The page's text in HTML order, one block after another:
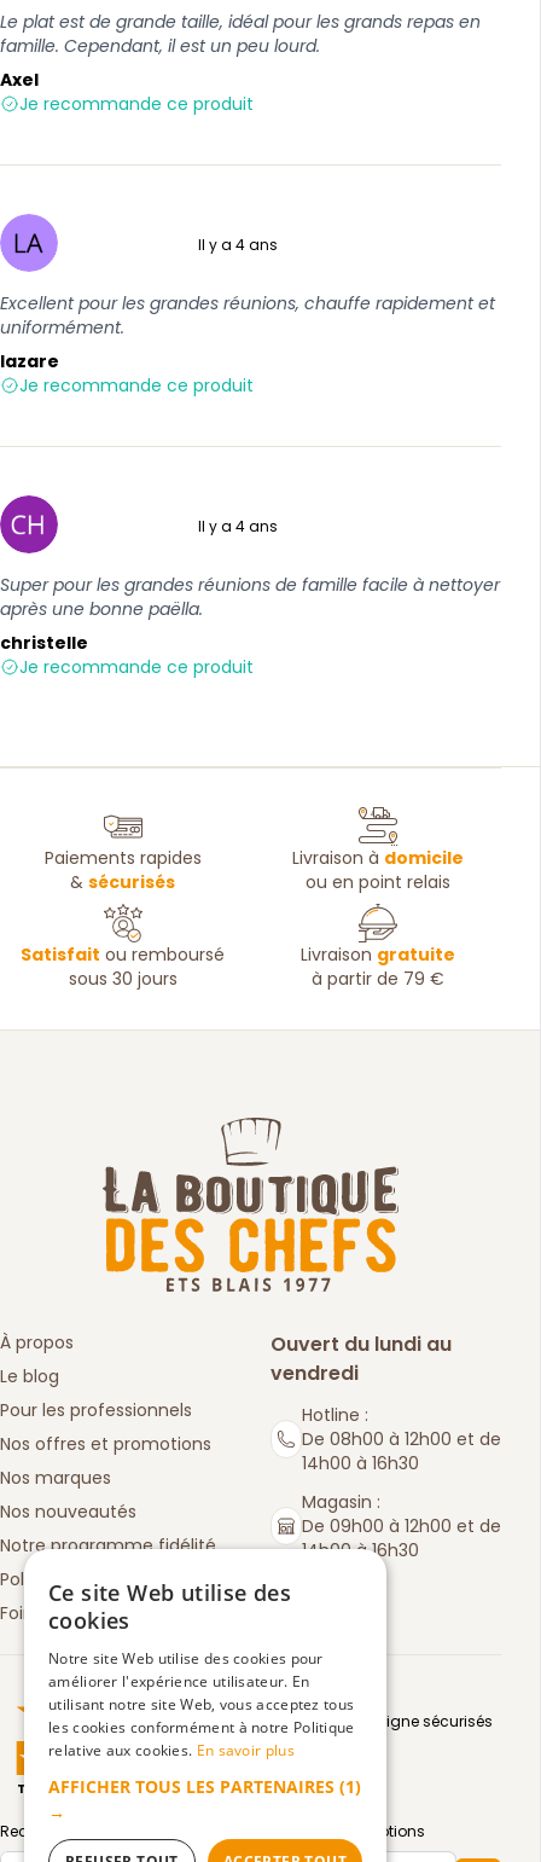
Le plat est de grande taille, idéal pour les grands repas en
famille. Cependant, il est un peu lourd.
Axel
Je recommande ce produit
Il y a 4 ans
Excellent pour les grandes réunions, chauffe rapidement et
uniformément.
lazare
Je recommande ce produit
Il y a 4 ans
Super pour les grandes réunions de famille facile à nettoyer
après une bonne paëlla.
christelle
Je recommande ce produit
Paiements rapides
&sécurisés
Livraison à domicile
ou en point relais
Satisfait ou remboursé
sous 30 jours
Livraison gratuite
à partir de 79 €
À propos
Le blog
Pour les professionnels
Nos offres et promotions
Nos marques
Nos nouveautés
Notre programme fidélité
Politique de retours
Foire aux questions
Ouvert du lundi au
vendredi
Hotline :
De 08h00 à 12h00 et de
14h00 à 16h30
Magasin :
De 09h00 à 12h00 et de
14h00 à 16h30
Truspilot : La Boutique des chefs
TrustScore4.5 | 3083avis
Moyens de paiement en ligne sécurisés
Recevez par email toute notre actualité et nos promotions
Ce site Web utilise des
cookies
Notre site Web utilise des cookies pour
améliorer l'expérience utilisateur. En
utilisant notre site Web, vous acceptez tous
les cookies conformément à notre Politique
relative aux cookies. En savoir plus
AFFICHER TOUS LES PARTENAIRES (1)
→